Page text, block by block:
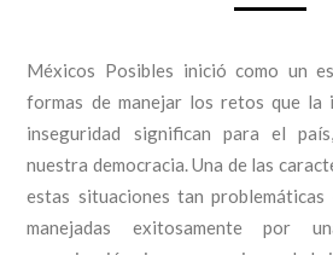
Méxicos Posibles inició como un
formas de manejar los retos que la
inseguridad significan para el
nuestra democracia. Una de las
estas situaciones tan
manejadas exitosamente por